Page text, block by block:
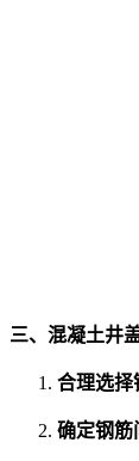
三、混凝土井
合理选择
确定钢筋